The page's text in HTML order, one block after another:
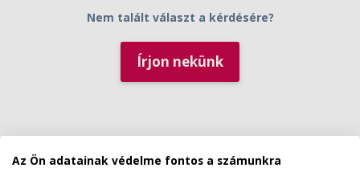
Nem talált választ a kérdésére?
Írjon nekünk
Az Ön adatainak védelme fontos a számunkra